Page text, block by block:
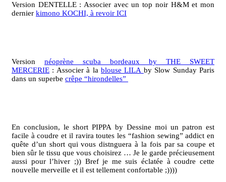
Version DENTELLE : Associer avec un top noir H&M et mon
dernier kimono KOCHI, à revoir ICI
Version néoprène scuba bordeaux by THE SWEET
MERCERIE : Associer à la blouse LILA by Slow Sunday Paris
dans un superbe crêpe “hirondelles”
En conclusion, le short PIPPA by Dessine moi un patron est
facile à coudre et il ravira toutes les “fashion sewing” addict en
quête d’un short qui vous distnguera à la fois par sa coupe et
bien sûr le tissu que vous choisirez … Je le garde précieusement
aussi pour l’hiver ;)) Bref je me suis éclatée à coudre cette
nouvelle merveille et il est tellement confortable ;))))